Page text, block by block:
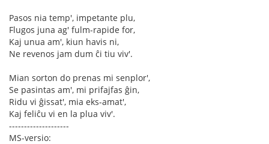
Pasos nia temp', impetante plu,
Flugos juna ag' fulm-rapide for,
Kaj unua am', kiun havis ni,
Ne revenos jam dum ĉi tiu viv'.
Mian sorton do prenas mi senplor',
Se pasintas am', mi prifajfas ĝin,
Ridu vi ĝissat', mia eks-amat',
Kaj feliĉu vi en la plua viv'.
--------------------
MS-versio: